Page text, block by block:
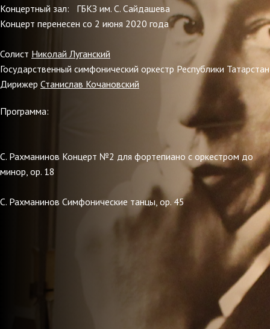
Концертный зал: ГБКЗ им. С. Сайдашева
Концерт перенесен со 2 июня 2020 года
Солист Николай Луганский
Государственный симфонический оркестр Республики Татарстан
Дирижер Станислав Кочановский
Программа:
С. Рахманинов Концерт №2 для фортепиано с оркестром до
минор, ор. 18
С. Рахманинов Симфонические танцы, op. 45